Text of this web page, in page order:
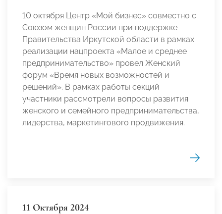
10 октября Центр «Мой бизнес» совместно с
Союзом женщин России при поддержке
Правительства Иркутской области в рамках
реализации нацпроекта «Малое и среднее
предпринимательство» провел Женский
форум «Время новых возможностей и
решений». В рамках работы секций
участники рассмотрели вопросы развития
женского и семейного предпринимательства,
лидерства, маркетингового продвижения.
11 Октября 2024